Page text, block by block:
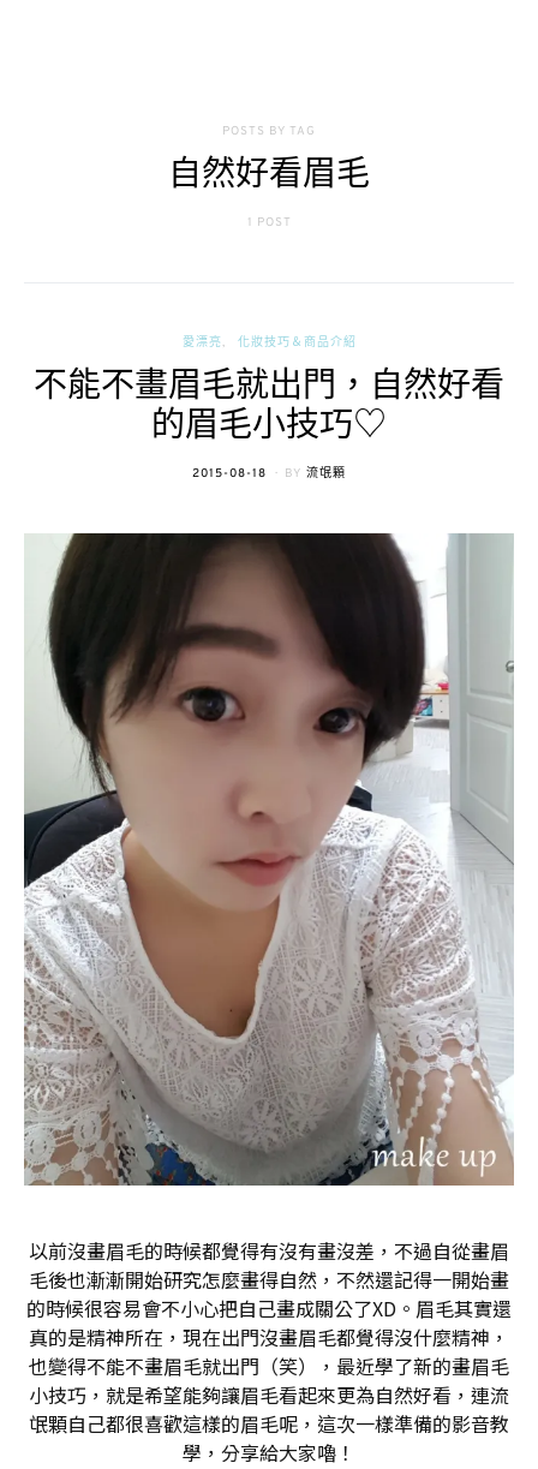
POSTS BY TAG
自然好看眉毛
1 POST
愛漂亮 化妝技巧＆商品介紹
不能不畫眉毛就出門，自然好看
的眉毛小技巧♡
POSTED
2015-08-18 BY 流氓顆
以前沒畫眉毛的時候都覺得有沒有畫沒差，不過自從畫眉
毛後也漸漸開始研究怎麼畫得自然，不然還記得一開始畫
的時候很容易會不小心把自己畫成關公了XD。眉毛其實還
真的是精神所在，現在出門沒畫眉毛都覺得沒什麼精神，
也變得不能不畫眉毛就出門（笑），最近學了新的畫眉毛
小技巧，就是希望能夠讓眉毛看起來更為自然好看，連流
氓顆自己都很喜歡這樣的眉毛呢，這次一樣準備的影音教
學，分享給大家嚕！